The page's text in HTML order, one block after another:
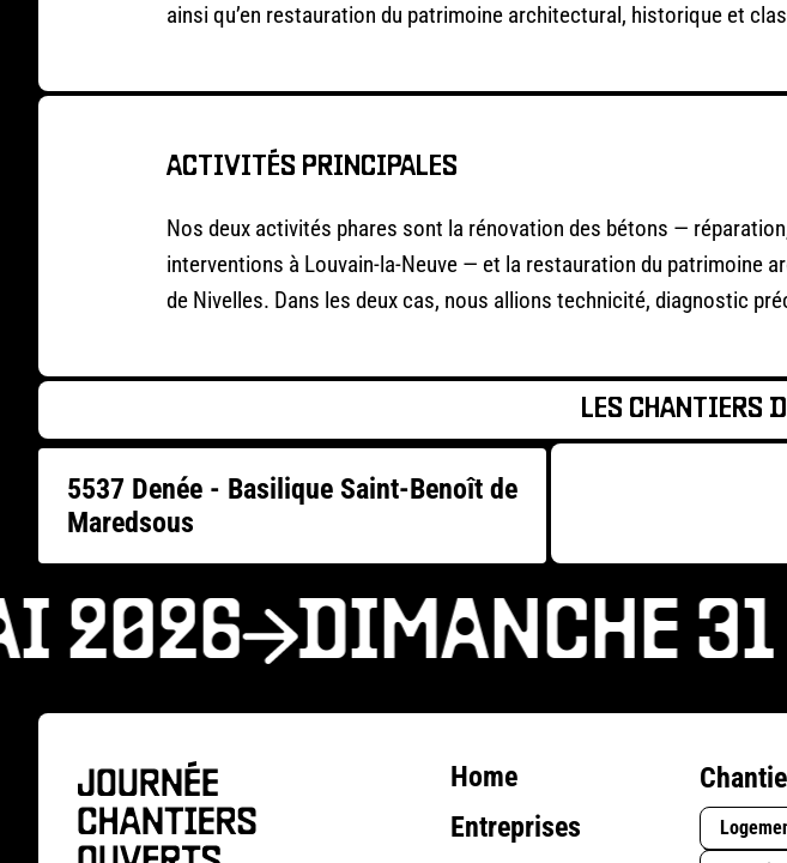
ainsi qu’en restauration du patrimoine architectural, historique et
ACTIVITÉS PRINCIPALES
Nos deux activités phares sont la rénovation des bétons —
interventions à Louvain-la-Neuve — et la restauration du patrimoine
de Nivelles. Dans les deux cas, nous allions technicité, diagnostic
LES CHANTIERS
5537 Denée - Basilique Saint-Benoît de
Maredsous
2026 DIMANCHE 31
Home
Entreprises